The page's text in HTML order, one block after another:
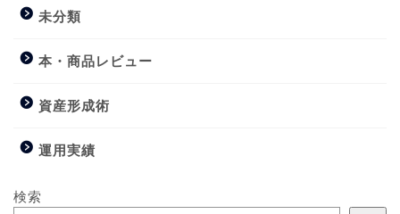
未分類
本・商品レビュー
資産形成術
運用実績
検索